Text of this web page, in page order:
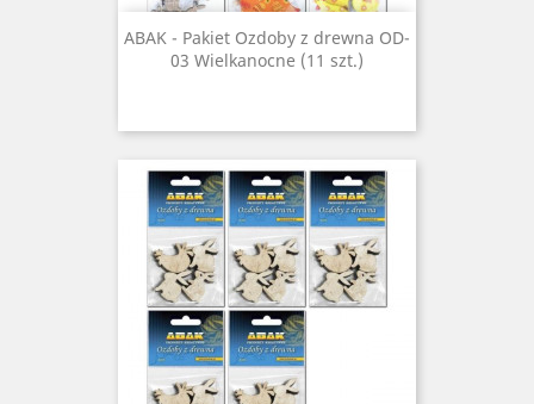
ABAK - Pakiet Ozdoby z drewna OD-
03 Wielkanocne (11 szt.)